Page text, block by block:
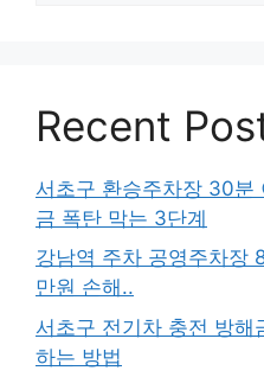
Recent
서초구 환승주차장 30분
금 폭탄 막는 3단계
강남역 주차 공영주차장
만원 손해..
서초구 전기차 충전 방해
하는 방법